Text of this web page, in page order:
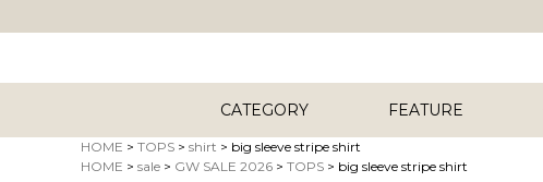
CATEGORY
FEATURE
HOME TOPS shirt
big sleeve stripe shirt
HOME
sale GW SALE 2026 TOPS big sleeve stripe shirt